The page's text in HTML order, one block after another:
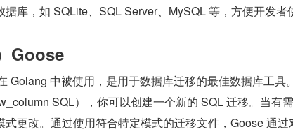
据库，如 SQLite、SQL Server、MySQL 等，方便开发者
Goose
Golang 中被使用，是用于数据库迁移的最佳数据库工具
SQL），你可以创建一个新的 SQL 迁移。当有
式更改。通过使用符合特定模式的迁移文件，Goose 通